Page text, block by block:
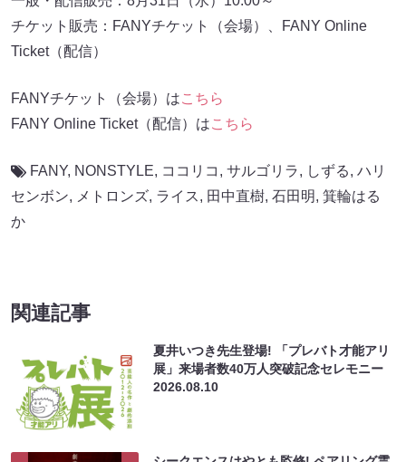
チケット販売：FANYチケット（会場）、FANY Online
Ticket（配信）
FANYチケット（会場）はこちら
FANY Online Ticket（配信）はこちら
FANY, NONSTYLE, ココリコ , サルゴリラ, しずる, ハリ
センボン, メトロンズ, ライス, 田中直樹, 石田明, 箕輪はる
か
関連記事
夏井いつき先生登場! 「プレバト才能アリ
展」来場者数40万人突破記念セレモニー
2026.08.10